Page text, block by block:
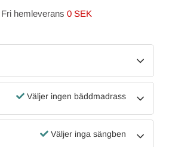
Fri hemleverans 0 SEK
Väljer ingen bäddmadrass
Väljer inga sängben